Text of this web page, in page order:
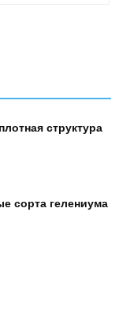
структура
сорта гелениума